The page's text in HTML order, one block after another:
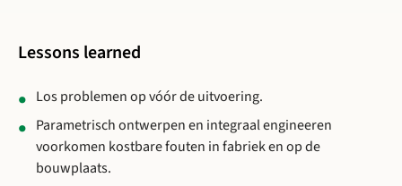
Lessons learned
Los problemen op vóór de uitvoering.
Parametrisch ontwerpen en integraal engineeren
voorkomen kostbare fouten in fabriek en op de
bouwplaats.